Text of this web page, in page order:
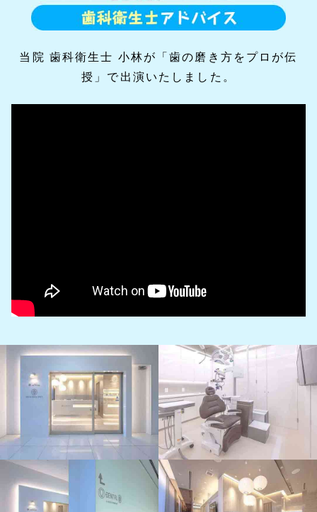
当院 歯科衛生士 小林が「歯の磨き方をプロが伝
授」で出演いたしました。